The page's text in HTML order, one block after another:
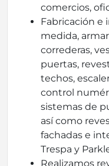
comercios,
Fabricación e
medida,
correderas,
puertas,
techos,
control
sistemas de
así como
fachadas e
Trespa y
Realizamos